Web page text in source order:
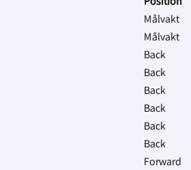
Målvakt
Målvakt
Back
Back
Back
Back
Back
Back
Forward